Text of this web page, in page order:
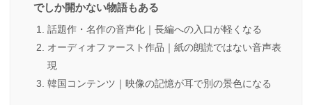
でしか開かない物語もある
話題作・名作の音声化｜長編への入口が軽くなる
オーディオファースト作品｜紙の朗読ではない音声表
現
韓国コンテンツ｜映像の記憶が耳で別の景色になる